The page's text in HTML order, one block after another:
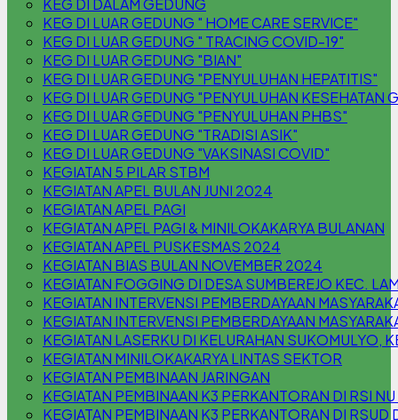
KEG DI DALAM GEDUNG
KEG DI LUAR GEDUNG " HOME CARE SERVICE"
KEG DI LUAR GEDUNG " TRACING COVID-19"
KEG DI LUAR GEDUNG "BIAN"
KEG DI LUAR GEDUNG "PENYULUHAN HEPATITIS"
KEG DI LUAR GEDUNG "PENYULUHAN KESEHATAN
KEG DI LUAR GEDUNG "PENYULUHAN PHBS"
KEG DI LUAR GEDUNG "TRADISI ASIK"
KEG DI LUAR GEDUNG "VAKSINASI COVID"
KEGIATAN 5 PILAR STBM
KEGIATAN APEL BULAN JUNI 2024
KEGIATAN APEL PAGI
KEGIATAN APEL PAGI & MINILOKAKARYA BULANAN
KEGIATAN APEL PUSKESMAS 2024
KEGIATAN BIAS BULAN NOVEMBER 2024
KEGIATAN FOGGING DI DESA SUMBEREJO KEC.
KEGIATAN INTERVENSI PEMBERDAYAAN
KEGIATAN INTERVENSI PEMBERDAYAAN
KEGIATAN LASERKU DI KELURAHAN SUKOMULYO,
KEGIATAN MINILOKAKARYA LINTAS SEKTOR
KEGIATAN PEMBINAAN JARINGAN
KEGIATAN PEMBINAAN K3 PERKANTORAN DI RSI
KEGIATAN PEMBINAAN K3 PERKANTORAN DI